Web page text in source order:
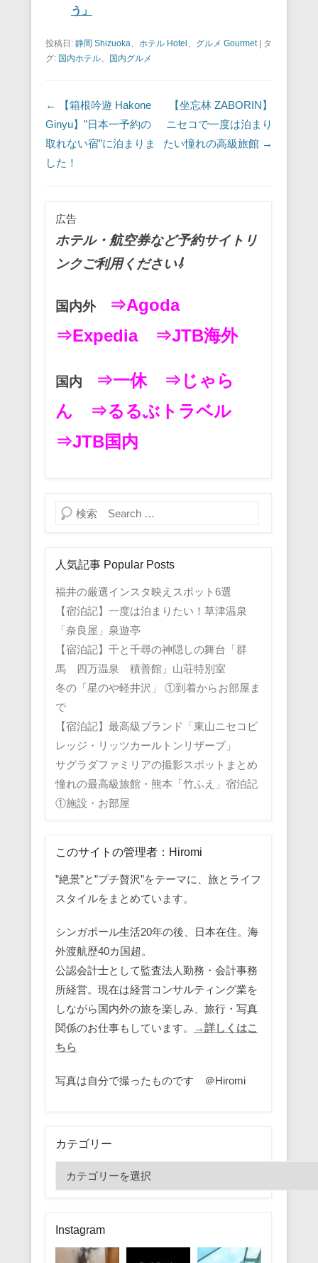
う」
投稿日: 静岡 Shizuoka、 ホテル Hotel 、 グルメ Gourmet| タ
グ: 国内ホテル、 国内グルメ
投稿ナビゲーション
←
【箱根吟遊 Hakone
Ginyu】”日本一予約の
取れない宿”に泊まりま
した！
【坐忘林 ZABORIN】
ニセコで一度は泊まり
たい憧れの高級旅館 →
広告
ホテル・航空券など予約サイトリ
ンクご利用ください⇩
国内外
⇒Agoda
⇒Expedia
⇒JTB海外
国内 ⇒一休
⇒じゃら
ん
⇒るるぶトラベル
⇒JTB国内
検索
人気記事 Popular Posts
福井の厳選インスタ映えスポット6選
【宿泊記】一度は泊まりたい！草津温泉
「奈良屋」泉遊亭
【宿泊記】千と千尋の神隠しの舞台「群
馬 四万温泉 積善館」山荘特別室
冬の「星のや軽井沢」 ①到着からお部屋ま
で
【宿泊記】最高級ブランド「東山ニセコビ
レッジ・リッツカールトンリザーブ」
サグラダファミリアの撮影スポットまとめ
憧れの最高級旅館・熊本「竹ふえ」宿泊記
①施設・お部屋
このサイトの管理者：Hiromi
”絶景”と”プチ贅沢”をテーマに、旅とライフ
スタイルをまとめています。
シンガポール生活20年の後、日本在住。海
外渡航歴40カ国超。
公認会計士として監査法人勤務・会計事務
所経営。現在は経営コンサルティング業を
しながら国内外の旅を楽しみ、旅行・写真
関係のお仕事もしています。
→詳しくはこ
ちら
写真は自分で撮ったものです ＠Hiromi
カテゴリー
テ
リ
ー
Instagram